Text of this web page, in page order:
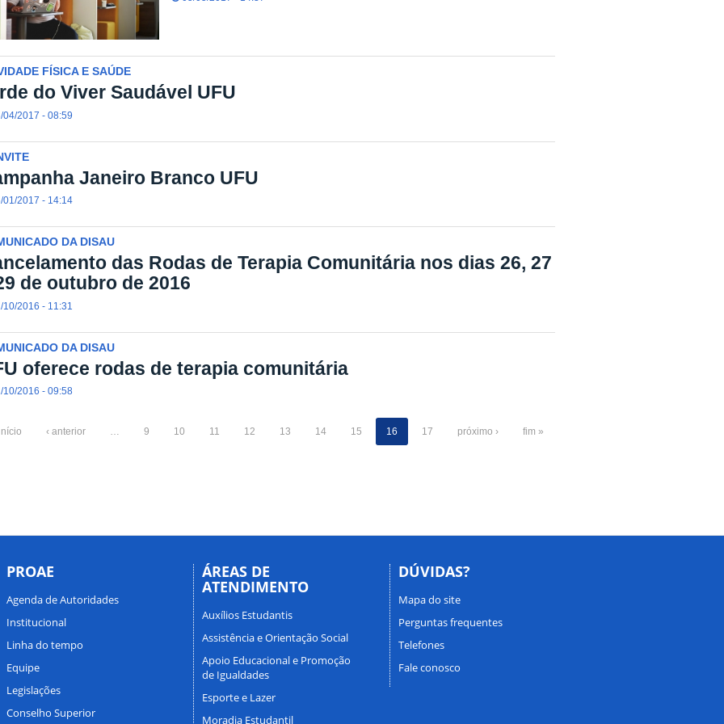
FÍSICA E SAÚDE
do Viver Saudável UFU
2017 - 08:59
Janeiro Branco UFU
2017 - 14:14
DA DISAU
das Rodas de Terapia Comunitária nos dias 26, 27
de outubro de 2016
2016 - 11:31
DA DISAU
oferece rodas de terapia comunitária
2016 - 09:58
‹ anterior … 9 10 11 12 13 14 15 16 17 próximo › fim »
PROAE
Agenda de Autoridades
Institucional
Linha do tempo
Equipe
Legislações
Conselho Superior
ÁREAS DE
ATENDIMENTO
Auxílios Estudantis
Assistência e Orientação Social
Apoio Educacional e Promoção
de Igualdades
Esporte e Lazer
Moradia Estudantil
DÚVIDAS?
Mapa do site
Perguntas frequentes
Telefones
Fale conosco